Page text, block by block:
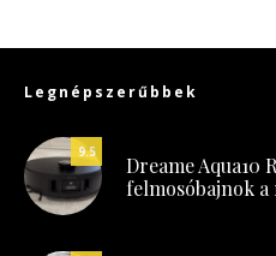
Legnépszerűbbek
9.5
Dreame Aqua10
felmosóbajnok